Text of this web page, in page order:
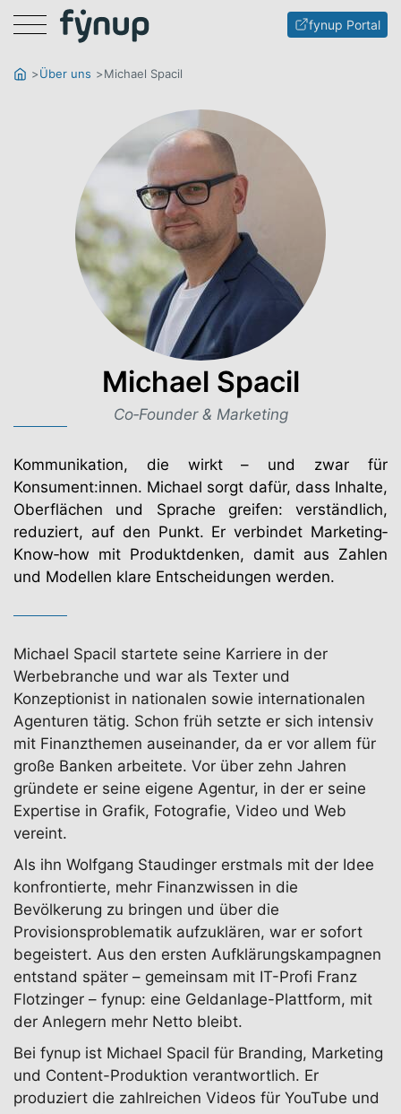
Menu fynup Portal
Über uns Michael Spacil
Michael Spacil
Co‐Founder & Marketing
Kommunikation, die wirkt – und zwar für
Konsument:innen. Michael sorgt dafür, dass Inhalte,
Oberflächen und Sprache greifen: verständlich,
reduziert, auf den Punkt. Er verbindet Marketing‐
Know‐how mit Produktdenken, damit aus Zahlen
und Modellen klare Entscheidungen werden.
Michael Spacil startete seine Karriere in der
Werbebranche und war als Texter und
Konzeptionist in nationalen sowie internationalen
Agenturen tätig. Schon früh setzte er sich intensiv
mit Finanzthemen auseinander, da er vor allem für
große Banken arbeitete. Vor über zehn Jahren
gründete er seine eigene Agentur, in der er seine
Expertise in Grafik, Fotografie, Video und Web
vereint.
Als ihn Wolfgang Staudinger erstmals mit der Idee
konfrontierte, mehr Finanzwissen in die
Bevölkerung zu bringen und über die
Provisionsproblematik aufzuklären, war er sofort
begeistert. Aus den ersten Aufklärungskampagnen
entstand später – gemeinsam mit IT-Profi Franz
Flotzinger – fynup: eine Geldanlage-Plattform, mit
der Anlegern mehr Netto bleibt.
Bei fynup ist Michael Spacil für Branding, Marketing
und Content-Produktion verantwortlich. Er
produziert die zahlreichen Videos für YouTube und